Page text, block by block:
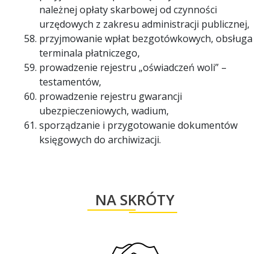
należnej opłaty skarbowej od czynności
urzędowych z zakresu administracji publicznej,
przyjmowanie wpłat bezgotówkowych, obsługa
terminala płatniczego,
prowadzenie rejestru „oświadczeń woli” –
testamentów,
prowadzenie rejestru gwarancji
ubezpieczeniowych, wadium,
sporządzanie i przygotowanie dokumentów
księgowych do archiwizacji.
NA SKRÓTY